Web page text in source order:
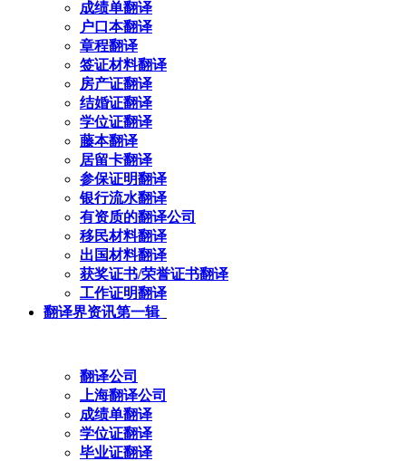
成绩单翻译
户口本翻译
章程翻译
签证材料翻译
房产证翻译
结婚证翻译
学位证翻译
藤本翻译
居留卡翻译
参保证明翻译
银行流水翻译
有资质的翻译公司
移民材料翻译
出国材料翻译
获奖证书/荣誉证书翻译
工作证明翻译
翻译界资讯第一辑
翻译公司
上海翻译公司
成绩单翻译
学位证翻译
毕业证翻译